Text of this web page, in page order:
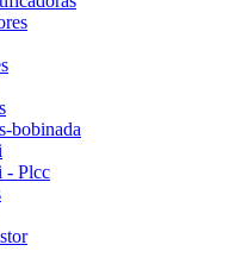
bobinada
- Plcc